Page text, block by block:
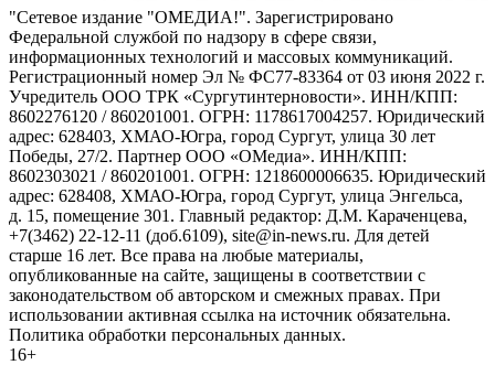
"Сетевое издание "ОМЕДИА!". Зарегистрировано
Федеральной службой по надзору в сфере связи,
информационных технологий и массовых коммуникаций.
Регистрационный номер Эл № ФС77-83364 от 03 июня 2022 г.
Учредитель ООО ТРК «Сургутинтерновости». ИНН/КПП:
8602276120 / 860201001. ОГРН: 1178617004257. Юридический
адрес: 628403, ХМАО-Югра, город Сургут, улица 30 лет
Победы, 27/2. Партнер ООО «ОМедиа». ИНН/КПП:
8602303021 / 860201001. ОГРН: 1218600006635. Юридический
адрес: 628408, ХМАО-Югра, город Сургут, улица Энгельса,
д. 15, помещение 301. Главный редактор: Д.М. Караченцева,
+7(3462) 22-12-11 (доб.6109), site@in-news.ru. Для детей
старше 16 лет. Все права на любые материалы,
опубликованные на сайте, защищены в соответствии с
законодательством об авторском и смежных правах. При
использовании активная ссылка на источник обязательна.
Политика обработки персональных данных.
16+